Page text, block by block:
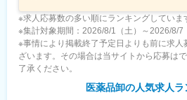
※求人応募数の多い順にランキングしていま
※集計対象期間：2026/8/1（土）～2026/8/7
※事情により掲載終了予定日よりも前に求
ざいます。その場合は当サイトから応募は
了承ください。
医薬品卸の人気求人ラ